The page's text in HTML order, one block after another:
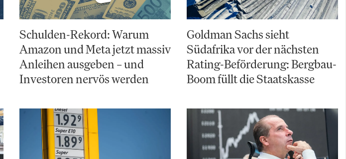
Schulden-Rekord: Warum
Amazon und Meta jetzt massiv
Anleihen ausgeben – und
Investoren nervös werden
Goldman Sachs sieht
Südafrika vor der nächsten
Rating-Beförderung: Bergbau-
Boom füllt die Staatskasse